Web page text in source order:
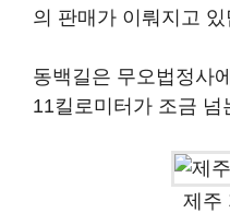
의 판매가 이뤄지고 있
동백길은 무오법정사
11킬로미터가 조금 넘
제주